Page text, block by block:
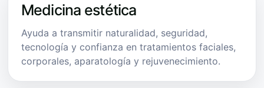
Medicina estética
Ayuda a transmitir naturalidad, seguridad,
tecnología y confianza en tratamientos faciales,
corporales, aparatología y rejuvenecimiento.